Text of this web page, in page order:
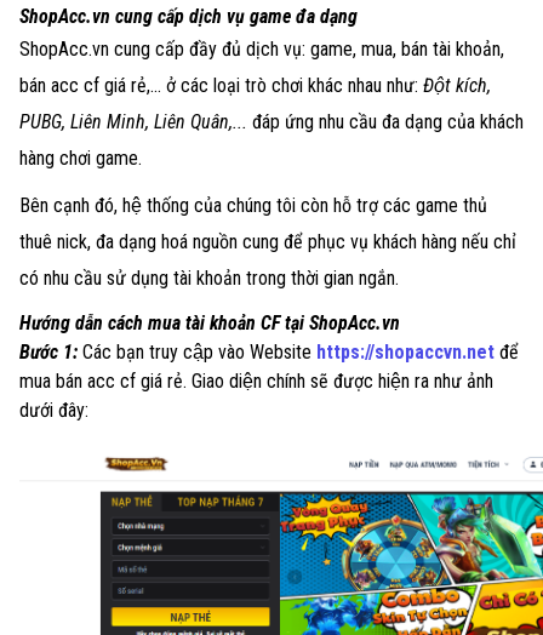
ShopAcc.vn cung cấp dịch vụ game đa dạng
ShopAcc.vn cung cấp đầy đủ dịch vụ: game, mua, bán tài khoản,
bán acc cf giá rẻ,... ở các loại trò chơi khác nhau như: Đột kích,
PUBG, Liên Minh, Liên Quân,... đáp ứng nhu cầu đa dạng của khách
hàng chơi game.
Bên cạnh đó, hệ thống của chúng tôi còn hỗ trợ các game thủ
thuê nick, đa dạng hoá nguồn cung để phục vụ khách hàng nếu chỉ
có nhu cầu sử dụng tài khoản trong thời gian ngắn.
Hướng dẫn cách mua tài khoản CF tại ShopAcc.vn
Bước 1: Các bạn truy cập vào Website https://shopaccvn.net để
mua bán acc cf giá rẻ. Giao diện chính sẽ được hiện ra như ảnh
dưới đây: